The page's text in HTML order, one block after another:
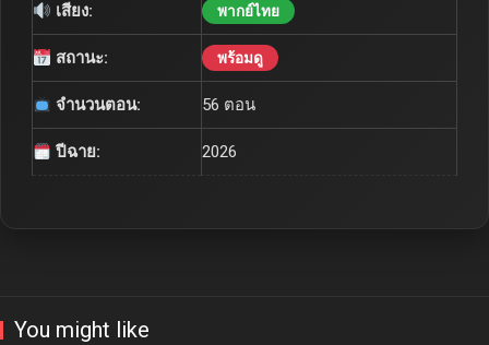
เสียง: พากย์ไทย
สถานะ: พร้อมดู
จำนวนตอน: 56 ตอน
ปีฉาย: 2026
You might like